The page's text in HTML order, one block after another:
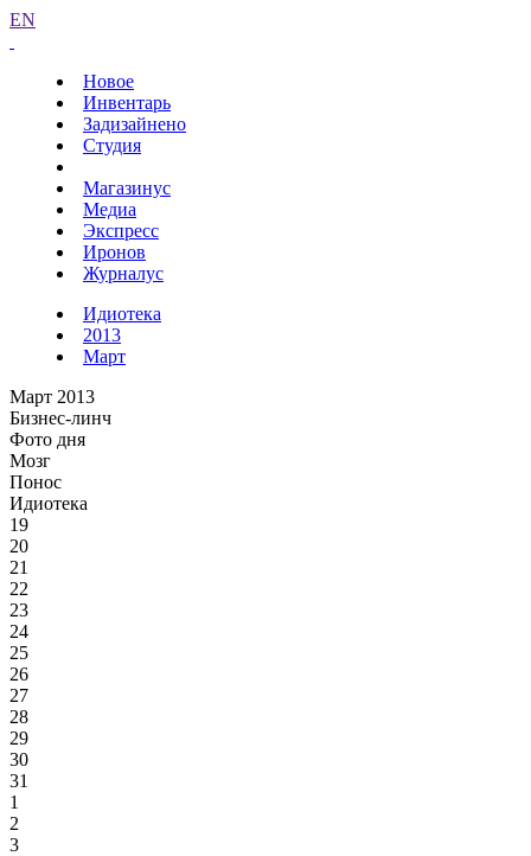
EN
Новое
Инвентарь
Задизайнено
Студия
Магазинус
Медиа
Экспресс
Иронов
Журналус
Идиотека
2013
Март
Март 2013
Бизнес-линч
Фото дня
Мозг
Понос
Идиотека
19
20
21
22
23
24
25
26
27
28
29
30
31
1
2
3